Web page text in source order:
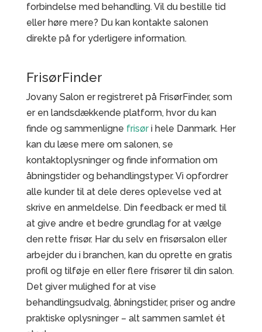
forbindelse med behandling. Vil du bestille tid
eller høre mere? Du kan kontakte salonen
direkte på for yderligere information.
FrisørFinder
Jovany Salon er registreret på FrisørFinder, som
er en landsdækkende platform, hvor du kan
finde og sammenligne frisøri hele Danmark. Her
kan du læse mere om salonen, se
kontaktoplysninger og finde information om
åbningstider og behandlingstyper. Vi opfordrer
alle kunder til at dele deres oplevelse ved at
skrive en anmeldelse. Din feedback er med til
at give andre et bedre grundlag for at vælge
den rette frisør. Har du selv en frisørsalon eller
arbejder du i branchen, kan du oprette en gratis
profil og tilføje en eller flere frisører til din salon.
Det giver mulighed for at vise
behandlingsudvalg, åbningstider, priser og andre
praktiske oplysninger – alt sammen samlet ét